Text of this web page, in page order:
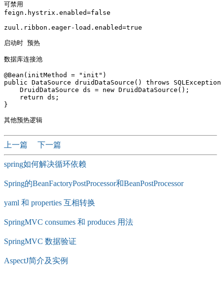
可禁用
feign.hystrix.enabled=false
zuul.ribbon.eager-load.enabled=true
启动时 预热
数据库连接池
@Bean(initMethod = "init")
public DataSource druidDataSource() throws
    DruidDataSource ds = new DruidDataSource();
    return ds;
}
上一篇 下一篇
spring如何解决循环依赖
Spring的BeanFactoryPostProcessor和BeanPostProcessor
yaml 和 properties 互相转换
SpringMVC consumes 和 produces 用法
SpringMVC 数据验证
AspectJ简介及实例